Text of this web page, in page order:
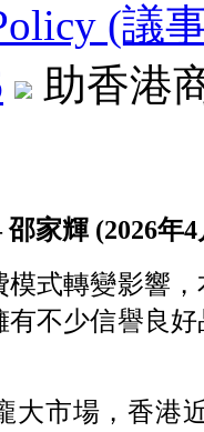
(議
助香港
邵家輝 (2026年4
式轉變影響
不少信譽良
大市場，香港